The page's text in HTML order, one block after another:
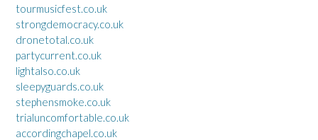
tourmusicfest.co.uk
strongdemocracy.co.uk
dronetotal.co.uk
partycurrent.co.uk
lightalso.co.uk
sleepyguards.co.uk
stephensmoke.co.uk
trialuncomfortable.co.uk
accordingchapel.co.uk